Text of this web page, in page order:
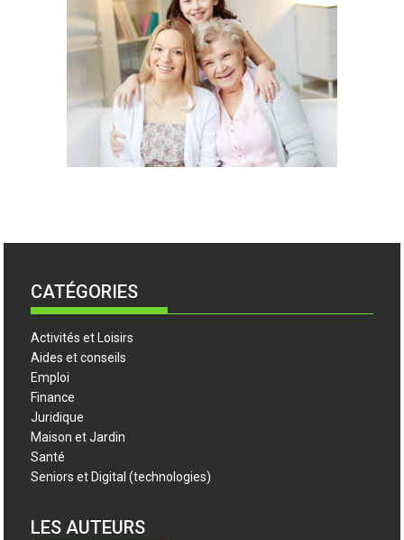
CATÉGORIES
Activités et Loisirs
Aides et conseils
Emploi
Finance
Juridique
Maison et Jardin
Santé
Seniors et Digital (technologies)
LES AUTEURS